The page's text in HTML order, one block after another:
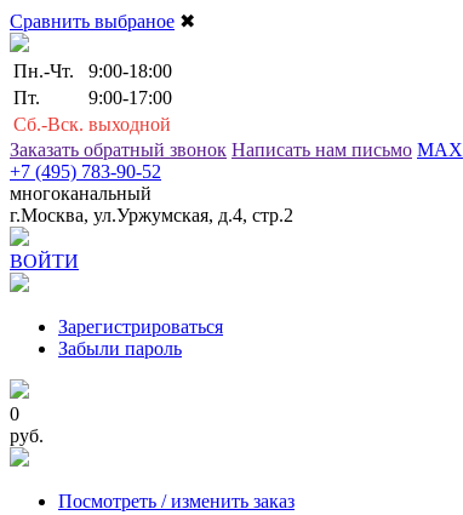
Сравнить выбраное ✖
Пн.-Чт.
9:00-18:00
Пт.
9:00-17:00
Сб.-Вск. выходной
Заказать обратный звонок Написать нам письмо MAX
+7 (495) 783-90-52
многоканальный
г.Москва, ул.Уржумская, д.4, стр.2
ВОЙТИ
Зарегистрироваться
Забыли пароль
0
руб.
Посмотреть / изменить заказ